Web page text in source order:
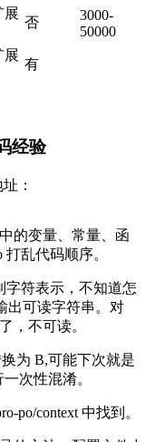
展
否
3000-
50000
展
有
经验
：
的变量、常量、函
乱代码顺序。
字符表示，不知道怎
出可读字符串。对
，不可读。
为 B,可能下次就是
次性混淆。
po/context 中找到。